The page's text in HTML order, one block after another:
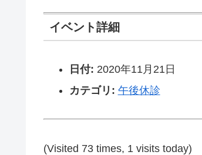
イベント詳細
日付: 2020年11月21日
カテゴリ: 午後休診
(Visited 73 times, 1 visits today)